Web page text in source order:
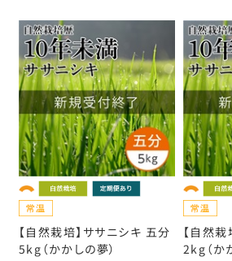
【自然栽培】ササニシキ 五分
5kg（かかしの夢）
【自然
2kg（か